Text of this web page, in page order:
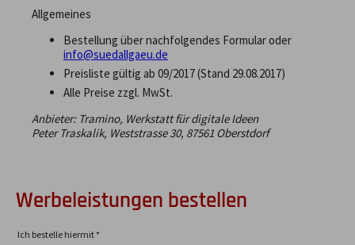
Allgemeines
Bestellung über nachfolgendes Formular oder
info@suedallgaeu.de
Preisliste gültig ab 09/2017 (Stand 29.08.2017)
Alle Preise zzgl. MwSt.
Anbieter: Tramino, Werkstatt für digitale Ideen
Peter Traskalik, Weststrasse 30, 87561 Oberstdorf
Werbeleistungen bestellen
Ich bestelle hiermit *